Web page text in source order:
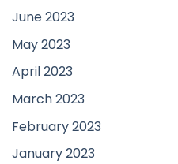
June 2023
May 2023
April 2023
March 2023
February 2023
January 2023